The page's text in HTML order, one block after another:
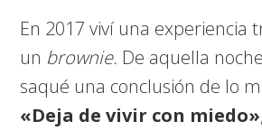
En 2017 viví una experiencia
un brownie. De aquella
saqué una conclusión de lo
«Deja de vivir con miedo»